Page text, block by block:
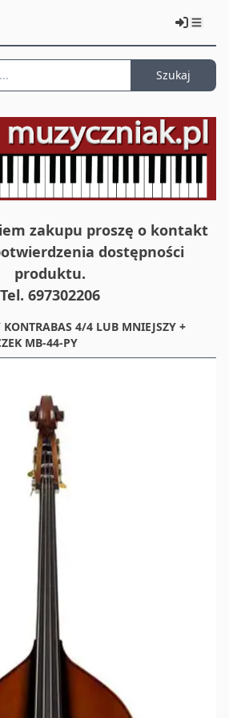
Szukaj
zakupu proszę o kontakt
dostępności
produktu.
Tel. 697302206
KONTRABAS 4/4 LUB MNIEJSZY +
MB-44-PY